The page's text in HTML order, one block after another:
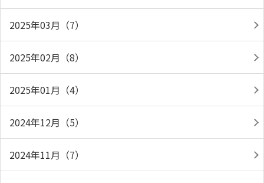
2025年03月（7）
2025年02月（8）
2025年01月（4）
2024年12月（5）
2024年11月（7）